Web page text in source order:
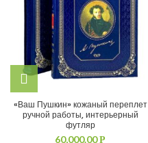
«Ваш Пушкин» кожаный переплет
ручной работы, интерьерный
футляр
60,000.00Р